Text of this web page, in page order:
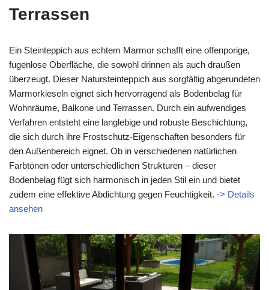
Terrassen
Ein Steinteppich aus echtem Marmor schafft eine offenporige,
fugenlose Oberfläche, die sowohl drinnen als auch draußen
überzeugt. Dieser Natursteinteppich aus sorgfältig abgerundeten
Marmorkieseln eignet sich hervorragend als Bodenbelag für
Wohnräume, Balkone und Terrassen. Durch ein aufwendiges
Verfahren entsteht eine langlebige und robuste Beschichtung,
die sich durch ihre Frostschutz-Eigenschaften besonders für
den Außenbereich eignet. Ob in verschiedenen natürlichen
Farbtönen oder unterschiedlichen Strukturen – dieser
Bodenbelag fügt sich harmonisch in jeden Stil ein und bietet
zudem eine effektive Abdichtung gegen Feuchtigkeit. -> Details
ansehen